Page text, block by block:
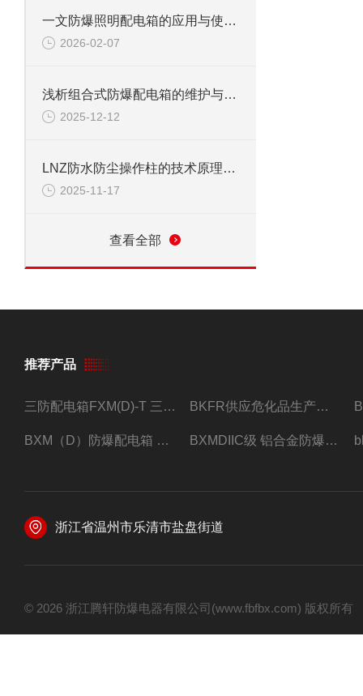
一文防爆照明配电箱的应用与使用维护
2026-02-07
浅析组合式防爆配电箱的维护与注意事项
2025-12-12
LNZ防水防尘操作柱的技术原理和应用领域
2025-11-17
查看全部
推荐产品
三防配电箱FXM(D)-T 三防型黑色工程塑料 BKFR供应危化品生产车间1.5匹2匹3匹5匹防爆空调
BXM（D）防爆配电箱 防爆照明动力箱厂家 定做 BXMDIIC级 铝合金防爆照明动力配电箱 加工定做
浙江省温州市乐清市盐盘街道
© 2026 浙江腾轩防爆电器有限公司(www.fbfbx.com) 版权所